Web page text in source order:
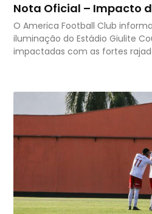
Nota Oficial – Impacto
O America Football Club
iluminação do Estádio Giulite
impactadas com as fortes